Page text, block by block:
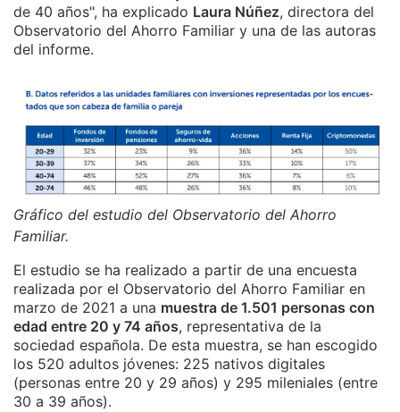
de 40 años", ha explicado Laura Núñez, directora del
Observatorio del Ahorro Familiar y una de las autoras
del informe.
Gráfico del estudio del Observatorio del Ahorro
Familiar.
El estudio se ha realizado a partir de una encuesta
realizada por el Observatorio del Ahorro Familiar en
marzo de 2021 a una muestra de 1.501 personas con
edad entre 20 y 74 años, representativa de la
sociedad española. De esta muestra, se han escogido
los 520 adultos jóvenes: 225 nativos digitales
(personas entre 20 y 29 años) y 295 mileniales (entre
30 a 39 años).